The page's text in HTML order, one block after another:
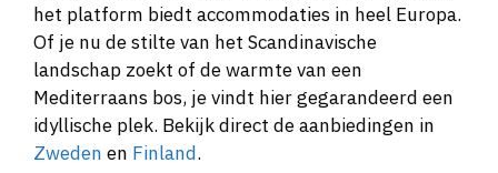
het platform biedt accommodaties in heel Europa.
Of je nu de stilte van het Scandinavische
landschap zoekt of de warmte van een
Mediterraans bos, je vindt hier gegarandeerd een
idyllische plek. Bekijk direct de aanbiedingen in
Zweden en Finland.